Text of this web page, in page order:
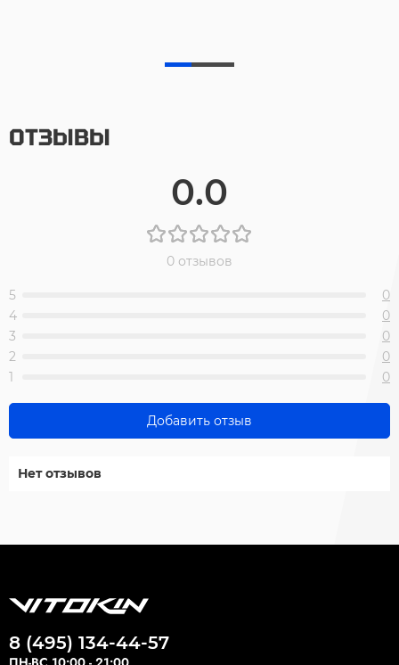
ОТЗЫВЫ
0.0
0 отзывов
5
0
4
0
3
0
2
0
1
0
Добавить отзыв
Нет отзывов
8 (495) 134-44-57